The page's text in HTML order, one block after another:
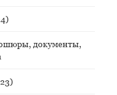
документы,